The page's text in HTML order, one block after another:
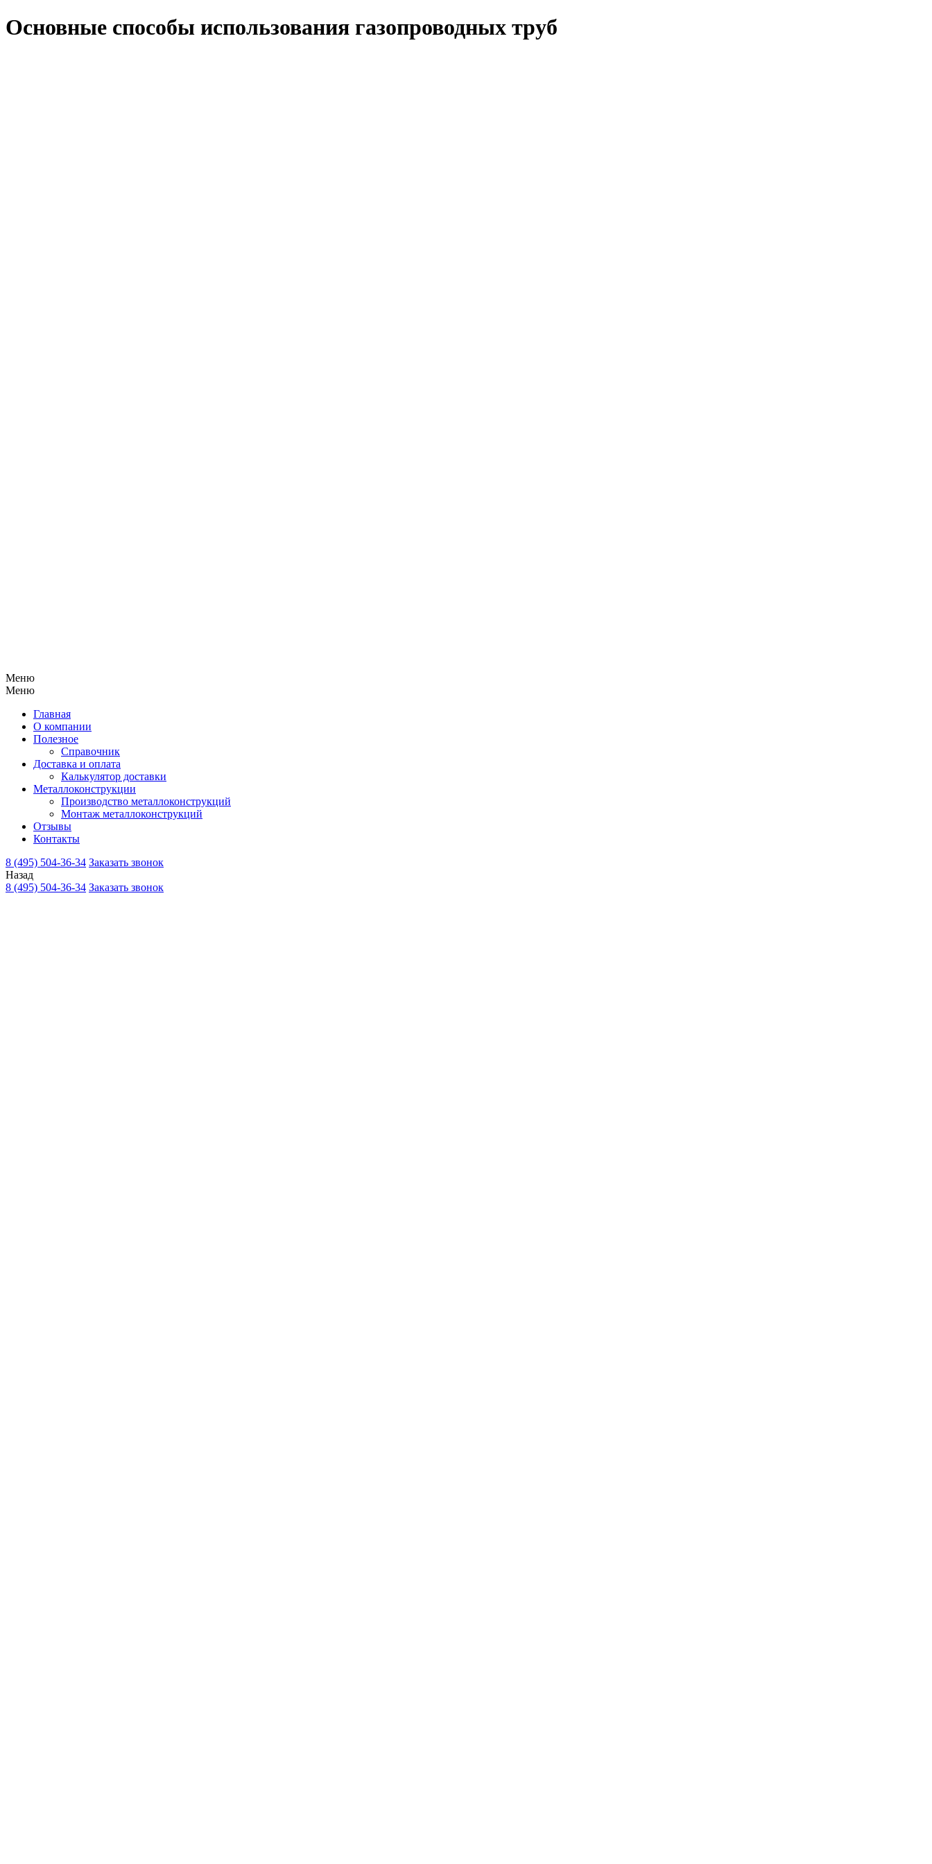
Основные способы использования газопроводных труб
Меню
Меню
Главная
О компании
Полезное
Справочник
Доставка и оплата
Калькулятор доставки
Металлоконструкции
Производство металлоконструкций
Монтаж металлоконструкций
Отзывы
Контакты
8 (495) 504-36-34 Заказать звонок
Назад
8 (495) 504-36-34 Заказать звонок